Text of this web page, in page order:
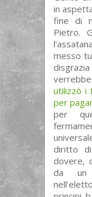
in
fine di
Pietro.
messo
utilizzò i
per
per
diritto
dovere,
da un